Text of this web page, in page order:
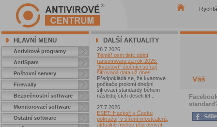
HLAVNÍ MENU
Antivirové programy
AntiSpam
Poštovní servery
Firewally
Bezpečnostní software
Monitorovací software
Ostatní software
DALŠÍ AKTUALITY
28.7.2026
Téměř osm tisíc obětí
ransomwaru za rok 2025:
"kvantoví" útočníci sbírají
šifrovaná data už dnes
Předpokládá se, že kvantové
počítače prolomí dnešní
šifrovací standardy během
následujících deseti let...
27.7.2026
ESET: Hackeři v Česku
pokračují v šíření infostealerů,
aktuálně mohou připravovat